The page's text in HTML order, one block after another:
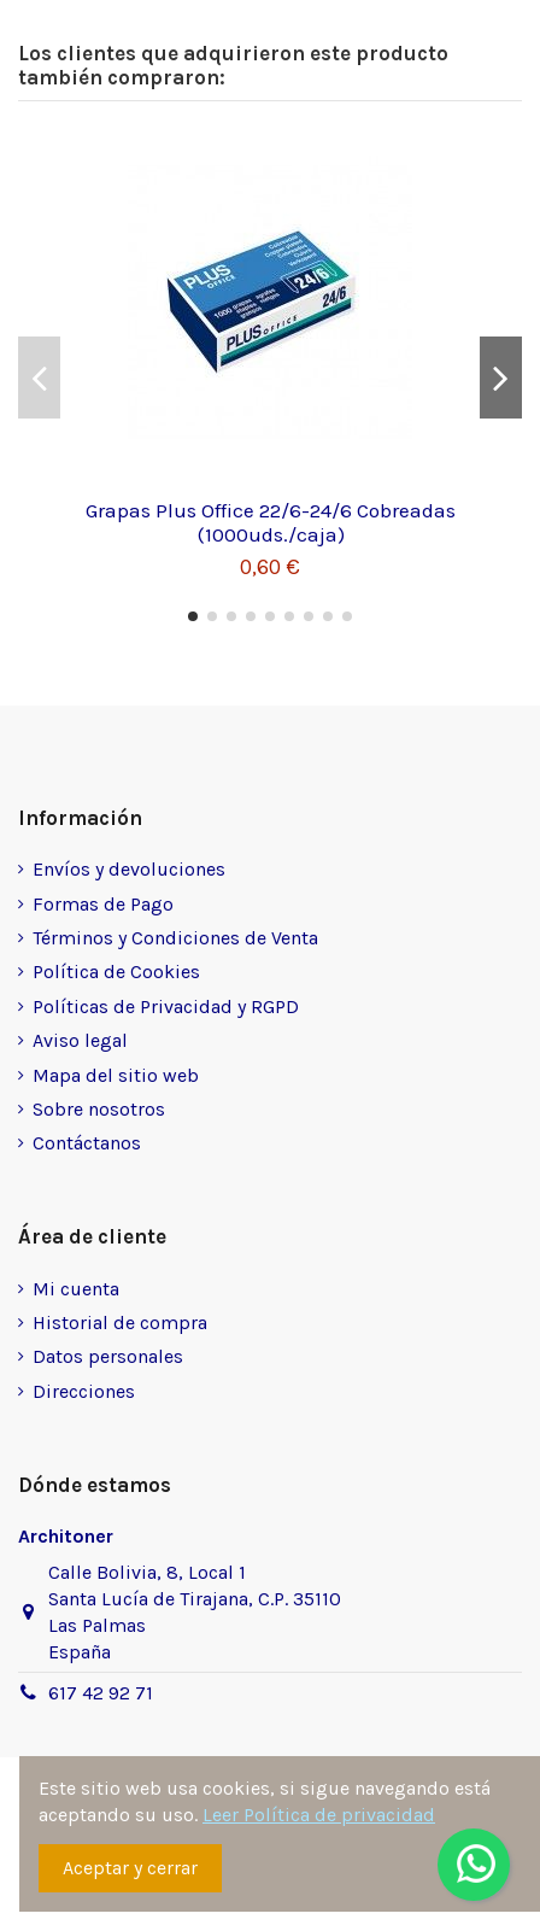
Los clientes que adquirieron este producto
también compraron:
Grapas Plus Office 22/6-24/6 Cobreadas
(1000uds./caja)
0,60 €
Información
Envíos y devoluciones
Formas de Pago
Términos y Condiciones de Venta
Política de Cookies
Políticas de Privacidad y RGPD
Aviso legal
Mapa del sitio web
Sobre nosotros
Contáctanos
Área de cliente
Mi cuenta
Historial de compra
Datos personales
Direcciones
Dónde estamos
Architoner
Calle Bolivia, 8, Local 1
Santa Lucía de Tirajana, C.P. 35110
Las Palmas
España
617 42 92 71
Sitio desarrollado y diseñado por
Ángel Manuel
Fernández González . Todos los derechos reservados por
architoner.com
Este sitio web usa cookies, si sigue navegando está
aceptando su uso. Leer Política de privacidad
Aceptar y cerrar